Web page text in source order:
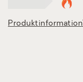
Produktinformation